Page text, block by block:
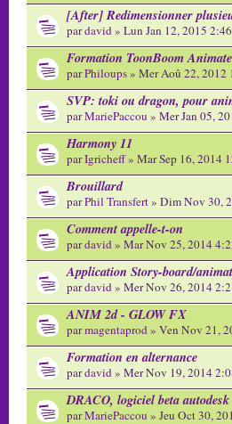
[After] Redimensionner
pardavid» Lun Jan 12, 2015
Formation ToonBoom Animate
parPhiloups» Mer Aoû 22, 2012
SVP: toki ou dragon, pour
parMariePaccou » Mer Jan 05,
Harmony 11
parIgricheff» Mar Sep 16, 2014
Brouillard
parPhil Transfert» Dim Nov 30,
Comment appelle-t-on
pardavid» Mar Nov 25, 2014
Application Story-board/
pardavid» Mer Nov 26, 2014
ANIM 2d - GLOW FX
parmagentaprod» Ven Nov 21,
Formation en alternance
pardavid» Mer Nov 19, 2014
DRACO, logiciel beta autodesk
parMariePaccou » Jeu Oct 30,